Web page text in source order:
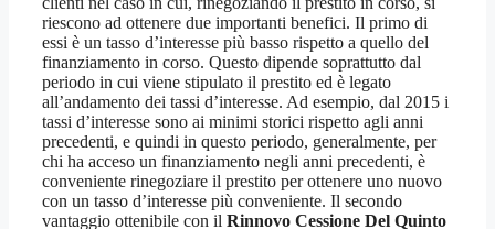
riescono ad ottenere due importanti benefici. Il primo di
essi è un tasso d’interesse più basso rispetto a quello del
finanziamento in corso. Questo dipende soprattutto dal
periodo in cui viene stipulato il prestito ed è legato
all’andamento dei tassi d’interesse. Ad esempio, dal 2015 i
tassi d’interesse sono ai minimi storici rispetto agli anni
precedenti, e quindi in questo periodo, generalmente, per
chi ha acceso un finanziamento negli anni precedenti, è
conveniente rinegoziare il prestito per ottenere uno nuovo
con un tasso d’interesse più conveniente. Il secondo
vantaggio ottenibile con il Rinnovo Cessione Del Quinto